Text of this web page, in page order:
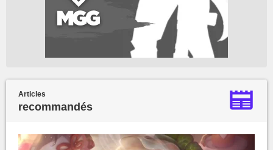
Articles
recommandés